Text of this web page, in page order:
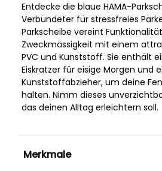
Entdecke die blaue HAMA-
Verbündeter für stressfreies
Parkscheibe vereint
Zweckmässigkeit mit einem
PVC und Kunststoff. Sie enthält
Eiskratzer für eisige Morgen und
Kunststoffabzieher, um deine
halten. Nimm dieses
das deinen Alltag erleichtern soll.
Merkmale